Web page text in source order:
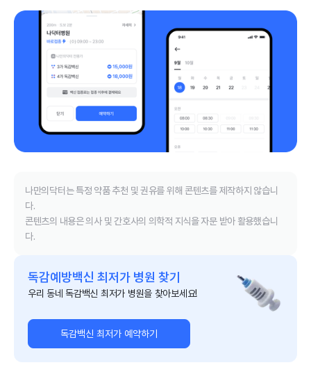
나만의닥터는 특정 약품 추천 및 권유를 위해 콘텐츠를 제작하지 않습니
다.
콘텐츠의 내용은 의사 및 간호사의 의학적 지식을 자문 받아 활용했습니
다.
독감예방백신 최저가 병원 찾기
우리 동네 독감백신 최저가 병원을 찾아보세요!
독감백신 최저가 예약하기